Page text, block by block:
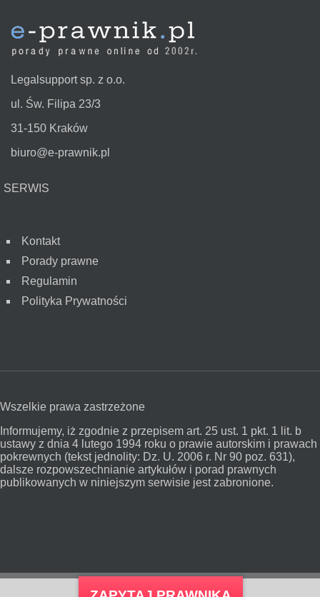
Legalsupport sp. z o.o.
ul. Św. Filipa 23/3
31-150 Kraków
biuro@e-prawnik.pl
SERWIS
Kontakt
Porady prawne
Regulamin
Polityka Prywatności
Wszelkie prawa zastrzeżone
Informujemy, iż zgodnie z przepisem art. 25 ust. 1 pkt. 1 lit. b
ustawy z dnia 4 lutego 1994 roku o prawie autorskim i prawach
pokrewnych (tekst jednolity: Dz. U. 2006 r. Nr 90 poz. 631),
dalsze rozpowszechnianie artykułów i porad prawnych
publikowanych w niniejszym serwisie jest zabronione.